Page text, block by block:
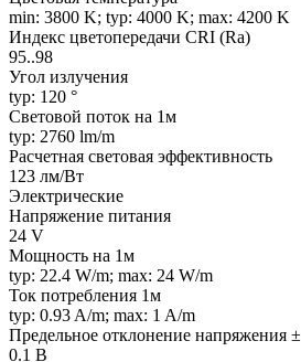
min: 3800 K; typ: 4000 K; max: 4200 K
Индекс цветопередачи CRI (Ra)
95..98
Угол излучения
typ: 120 °
Световой поток на 1м
typ: 2760 lm/m
Расчетная световая эффективность
123 лм/Вт
Электрические
Напряжение питания
24 V
Мощность на 1м
typ: 22.4 W/m; max: 24 W/m
Ток потребления 1м
typ: 0.93 A/m; max: 1 A/m
Предельное отклонение напряжения ±
0.1 В